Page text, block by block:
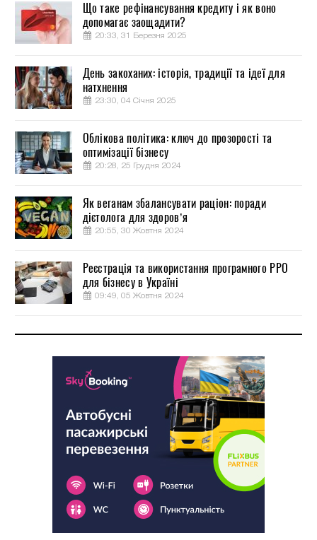
Що таке рефінансування кредиту і як воно
допомагає заощадити?
20:33, 31 Березня 2025
День закоханих: історія, традиції та ідеї для
натхнення
23:30, 04 Січня 2025
Облікова політика: ключ до прозорості та
оптимізації бізнесу
20:28, 25 Грудня 2024
Як веганам збалансувати раціон: поради
дієтолога для здоров’я
20:55, 30 Жовтня 2024
Реєстрація та використання програмного РРО
для бізнесу в Україні
09:49, 05 Жовтня 2024